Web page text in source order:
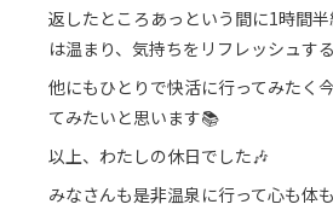
返したところあっという間に1時間
は温まり、気持ちをリフレッシュす
他にもひとりで快活に行ってみたく
てみたいと思います📚
以上、わたしの休日でした🎶
みなさんも是非温泉に行って心も体